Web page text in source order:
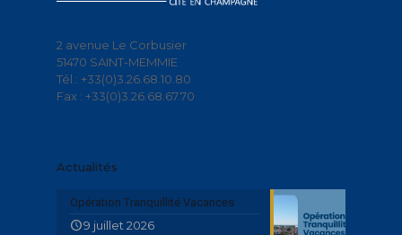
2 avenue Le Corbusier
51470 SAINT-MEMMIE
Tél.: +33(0)3.26.68.10.80
Fax : +33(0)3.26.68.67.70
Actualités
Opération Tranquillité Vacances
9 juillet 2026